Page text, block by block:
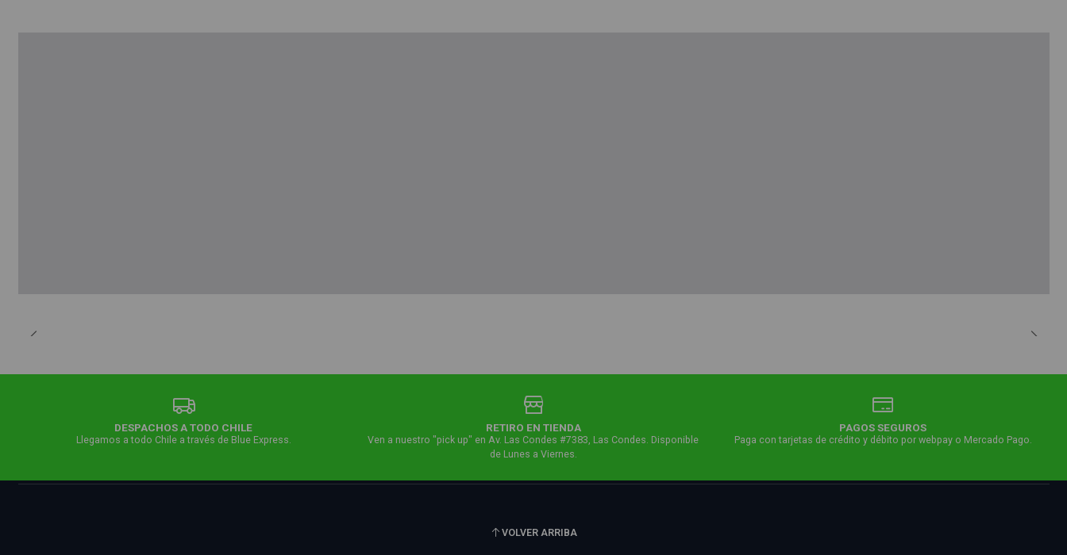
DESPACHOS A TODO CHILE
Llegamos a todo Chile a través de Blue Express.
RETIRO EN TIENDA
Ven a nuestro "pick up" en Av. Las Condes #7383, Las Condes. Disponible
de Lunes a Viernes.
PAGOS SEGUROS
Paga con tarjetas de crédito y débito por webpay o Mercado Pago.
VOLVER ARRIBA